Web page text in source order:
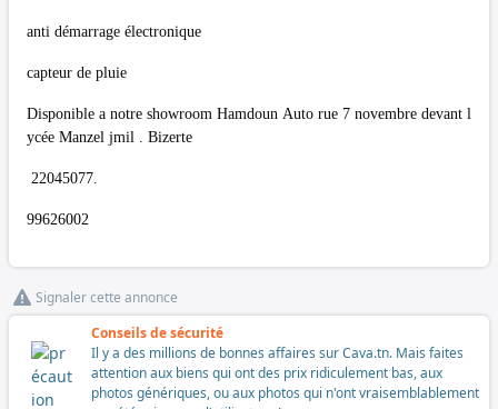
anti démarrage électronique
capteur de pluie
Disponible a notre showroom Hamdoun Auto rue 7 novembre devant l
ycée Manzel jmil . Bizerte
22045077.
99626002
Signaler cette annonce
Conseils de sécurité
Il y a des millions de bonnes affaires sur Cava.tn. Mais faites
attention aux biens qui ont des prix ridiculement bas, aux
photos génériques, ou aux photos qui n'ont vraisemblablement